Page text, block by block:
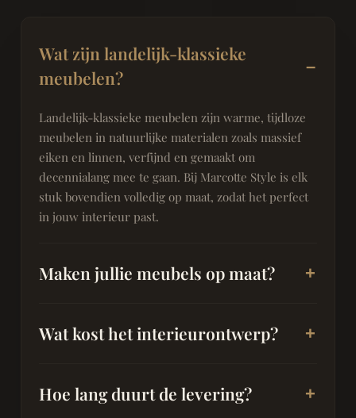
Wat zijn landelijk-klassieke
meubelen?
Landelijk-klassieke meubelen zijn warme, tijdloze
meubelen in natuurlijke materialen zoals massief
eiken en linnen, verfijnd en gemaakt om
decennialang mee te gaan. Bij Marcotte Style is elk
stuk bovendien volledig op maat, zodat het perfect
in jouw interieur past.
Maken jullie meubels op maat?
Wat kost het interieurontwerp?
Hoe lang duurt de levering?